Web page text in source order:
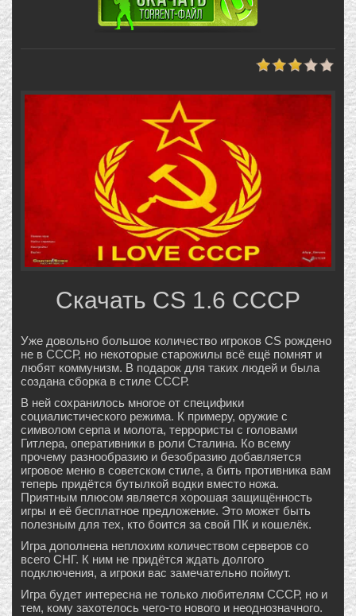
Скачать CS 1.6 СССР
Уже довольно большое количество игроков CS рождено
не в СССР, но некоторые старожилы всё ещё помнят и
любят коммунизм. В подарок для таких людей и была
создана сборка в стиле СССР.
В ней сохранилось многое от специфики
социалистического режима. К примеру, оружие с
символом серпа и молота, террористы с головами
Гитлера, оперативники в роли Сталина. Ко всему
прочему разнообразию и безобразию добавляется
игровое меню в советском стиле, а бить противника вам
теперь придётся бутылкой водки вместо ножа.
Приятным плюсом является хорошая защищённость
игры и её бесплатное предложение. Это может быть
полезным для тех, кто боится за свой ПК и кошелёк.
Игра дополнена неплохим количеством серверов со
всего СНГ. К ним не придётся ждать долгого
подключения, а игроки вас замечательно поймут.
Игра будет интересна не только любителям СССР, но и
тем, кому захотелось чего-то нового и неоднозначного.